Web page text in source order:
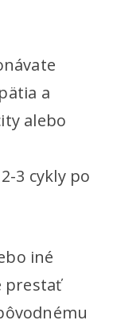
a
alebo
3 cykly po
iné
prestať